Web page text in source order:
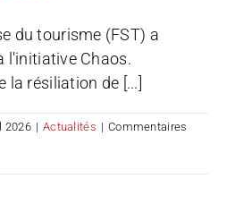
du tourisme (FST) a
l'initiative Chaos.
la résiliation de [...]
2026 | Actualités | Commentaires